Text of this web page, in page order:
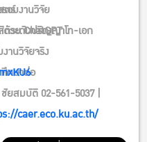
ตร์
อบงานวิจัย
วย ChatGPT
นวิจัยจริง
กษาต่อ
ระดับปริญญาโท-เอก
สมบัติ 02-561-5037 |
caer.eco.ku.ac.th/